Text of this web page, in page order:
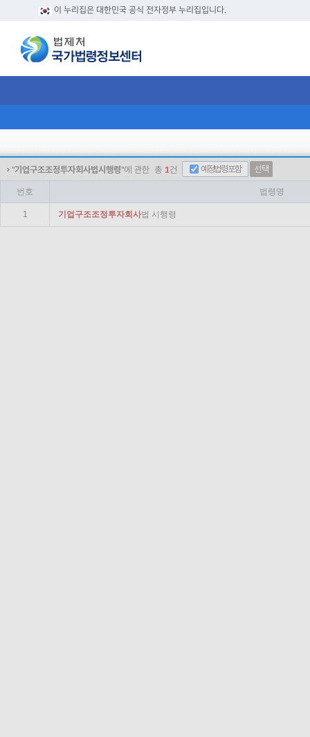
이 누리집은 대한민국 공식 전자정부 누리집입니다.
"기업구조조정투자회사법시행령"에 관한 총 1건 예정법령포함 선택
번호 법령명
1 기업 구조조정투자회사법 시행령